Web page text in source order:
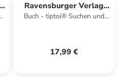
Ravensburger Verlag
GmbH
Buch - tiptoi® Suchen und
17,99 €